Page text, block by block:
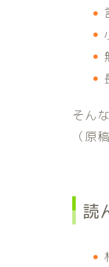
そん
（原
読